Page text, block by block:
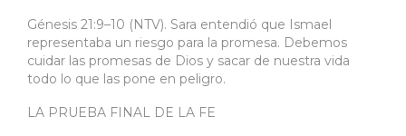
Génesis 21:9–10 (NTV). Sara entendió que Ismael
representaba un riesgo para la promesa. Debemos
cuidar las promesas de Dios y sacar de nuestra vida
todo lo que las pone en peligro.
LA PRUEBA FINAL DE LA FE